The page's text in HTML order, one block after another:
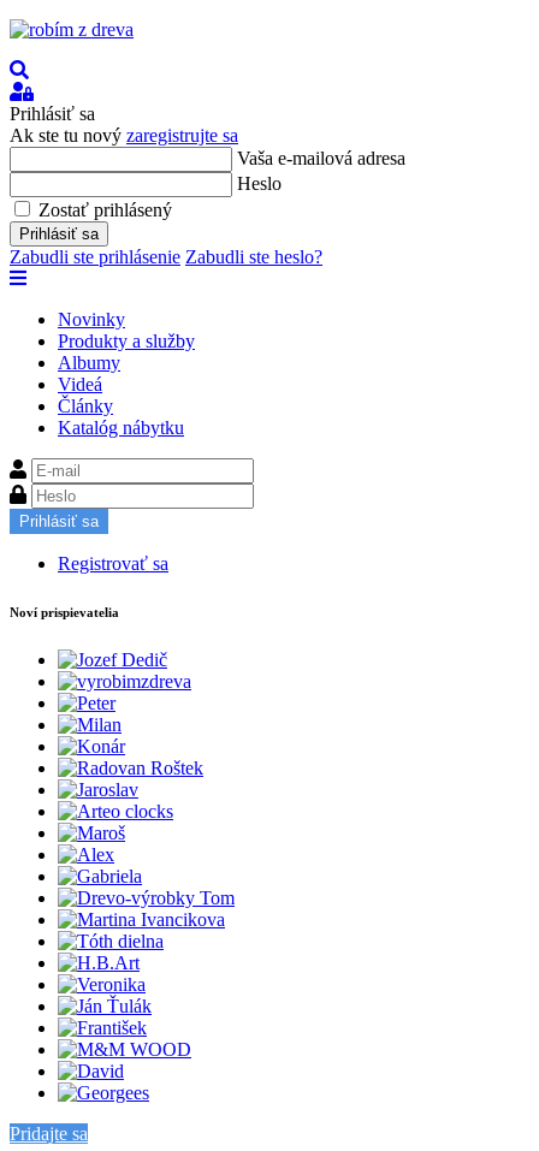
Prihlásiť
sa
Prihlásiť sa
Ak ste tu nový zaregistrujte sa
Vaša e-mailová adresa
Heslo
Zostať prihlásený
Prihlásiť sa
Zabudli ste prihlásenie Zabudli ste heslo?
Novinky
Produkty a služby
Albumy
Videá
Články
Katalóg nábytku
Prihlásiť sa
Registrovať sa
Noví prispievatelia
Pridajte sa